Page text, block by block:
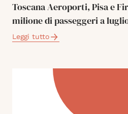
Toscana Aeroporti, Pisa e
milione di passeggeri a
Leggi tutto